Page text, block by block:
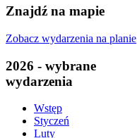
Znajdź na mapie
Zobacz wydarzenia na planie
2026 - wybrane
wydarzenia
Wstęp
Styczeń
Luty